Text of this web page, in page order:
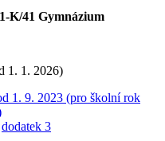
K/41 Gymnázium
1. 1. 2026)
1. 9. 2023 (pro školní rok
dodatek 3